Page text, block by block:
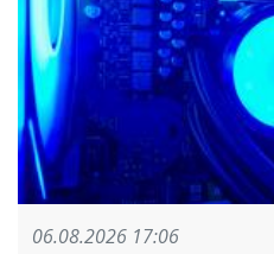
06.08.2026 17:06